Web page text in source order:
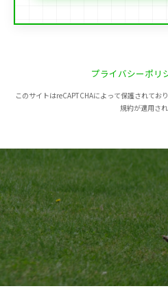
プライバシーポリ
このサイトはreCAPTCHAによって保護されてお
規約が適用され